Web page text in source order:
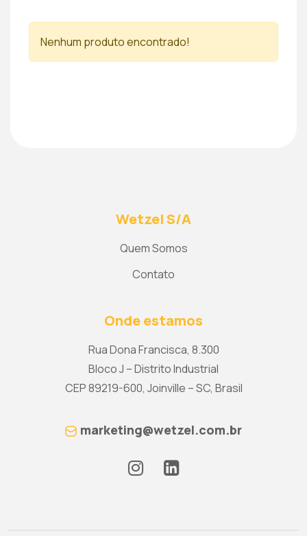
Nenhum produto encontrado!
Wetzel S/A
Quem Somos
Contato
Onde estamos
Rua Dona Francisca, 8.300
Bloco J – Distrito Industrial
CEP 89219-600, Joinville – SC, Brasil
marketing@wetzel.com.br